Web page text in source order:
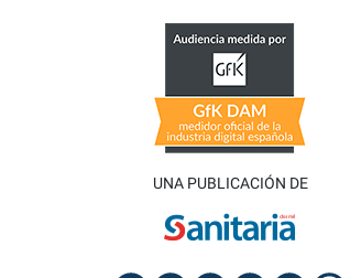
UNA PUBLICACIÓN DE